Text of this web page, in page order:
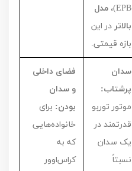
EPB)، مدل
بالاتر در این
بازه قیمتی.
سدان
پرشتاب:
موتور توربو
قدرتمند در
یک سدان
نسبتاً
فضای داخلی
و سدان
بودن: برای
خانواده‌هایی
که به
کراس‌اوور